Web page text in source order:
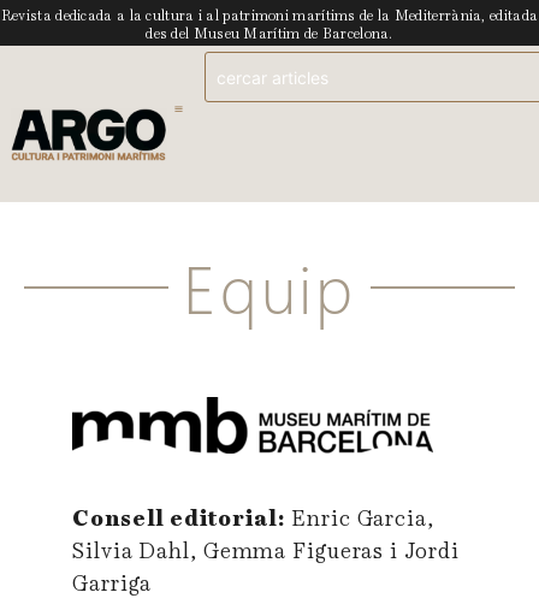
Revista dedicada a la cultura i al patrimoni marítims de la Mediterrània, editada
des del Museu Marítim de Barcelona.
Equip
Consell editorial: Enric Garcia,
Silvia Dahl, Gemma Figueras i Jordi
Garriga